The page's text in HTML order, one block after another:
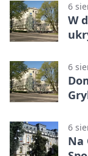
6
W
6
6
Na